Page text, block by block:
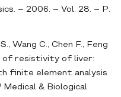
– 2006. – Vol. 28. – P.
Wang C., Chen F., Feng
of resistivity of liver:
finite element analysis
& Biological